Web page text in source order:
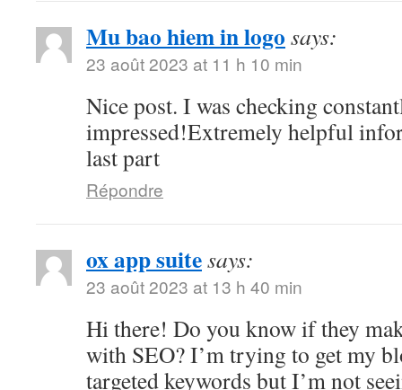
Mu bao hiem in logo says:
23 août 2023 at 11 h 10 min
Nice post. I was checking
impressed!Extremely helpful
last part
Répondre
ox app suitesays:
23 août 2023 at 13 h 40 min
Hi there! Do you know if they
with SEO? I’m trying to get my
targeted keywords but I’m not